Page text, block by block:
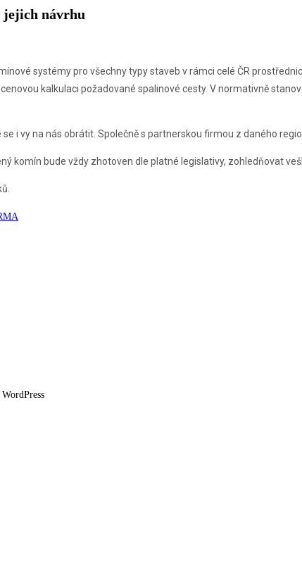
jejich návrhu
systémy pro všechny typy staveb v rámci celé ČR
kalkulaci požadované spalinové cesty. V normativně
i vy na nás obrátit. Společně s partnerskou firmou z daného
komín bude vždy zhotoven dle platné legislativy, zohledňovat
WordPress